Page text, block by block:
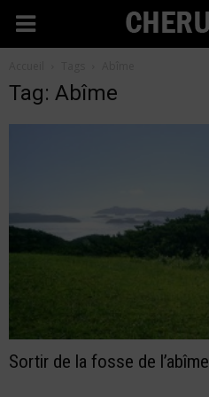
Cherubins
Tag: Abîme
Sortir de la fosse de l’abîme